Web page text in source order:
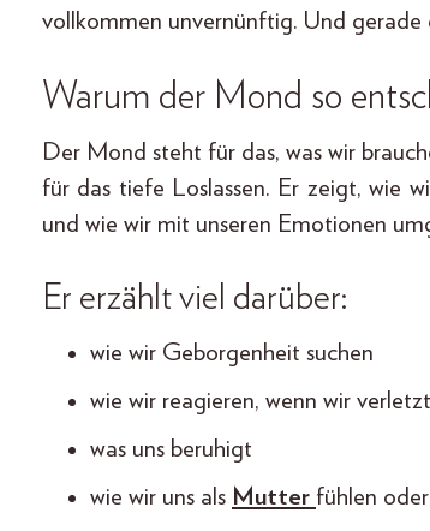
vollkommen unvernünftig. Und gerade
Warum der Mond so
Der Mond steht für das, was wir
für das tiefe Loslassen. Er zeigt, wie
und wie wir mit unseren Emotionen
Er erzählt viel darüber:
wie wir Geborgenheit suchen
wie wir reagieren, wenn wir
was uns beruhigt
wie wir uns als Mutter fühlen